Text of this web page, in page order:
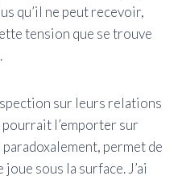
qu’il ne peut recevoir,
tension que se trouve
sur leurs relations
l’emporter sur
permet de
sous la surface. J’ai